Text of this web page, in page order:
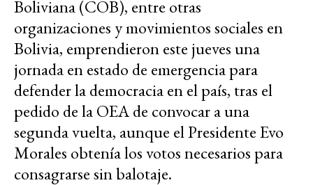
Boliviana (COB), entre otras
organizaciones y movimientos sociales en
Bolivia, emprendieron este jueves una
jornada en estado de emergencia para
defender la democracia en el país, tras el
pedido de la OEA de convocar a una
segunda vuelta, aunque el Presidente Evo
Morales obtenía los votos necesarios para
consagrarse sin balotaje.